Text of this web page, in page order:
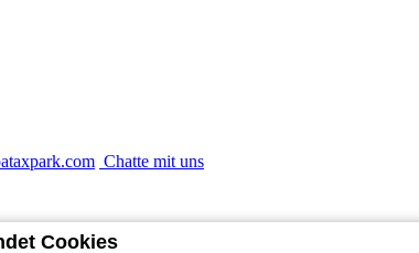
Cookies
Chatte mit uns